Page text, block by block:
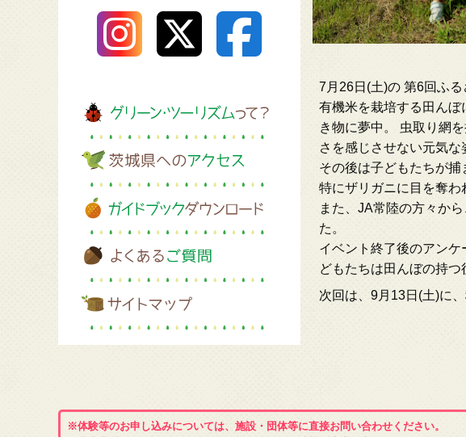
7月26日(土)の 第6回ふ
有機米を栽培する田ん
き物に夢中。 虫取り網
さを感じさせない元気な
その後は子どもたちが捕
特にザリガニに目を奪わ
また、JA常陸の方々か
た。
イベント終了後のアン
どもたちは田んぼの持つ
次回は、9月13日(土)に
※体験等のお申し込みについては、施設・団体等に直接お問い合わせください。